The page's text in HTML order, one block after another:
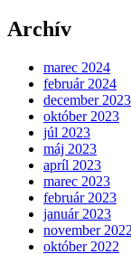
Archív
marec 2024
február 2024
december 2023
október 2023
júl 2023
máj 2023
apríl 2023
marec 2023
február 2023
január 2023
november 2022
október 2022